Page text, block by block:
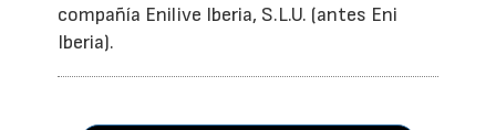
compañía Enilive Iberia, S.L.U. (antes Eni
Iberia).